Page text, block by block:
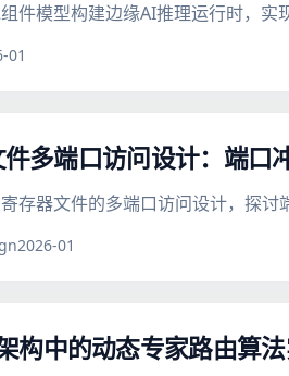
件模型构建边缘AI推理运行时，
01
多端口访问设计：端口
存器文件的多端口访问设计，探讨
2026-01
构中的动态专家路由算